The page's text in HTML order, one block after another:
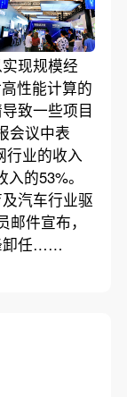
现规模经
性能计算的
致一些项目
会议中表
行业的收入
的53%。
汽车行业驱
邮件宣布，
卸任……